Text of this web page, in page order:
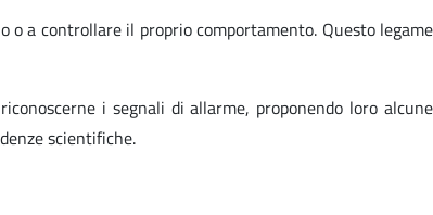
o a controllare il proprio comportamento. Questo legame
i segnali di allarme, proponendo loro alcune
scientifiche.